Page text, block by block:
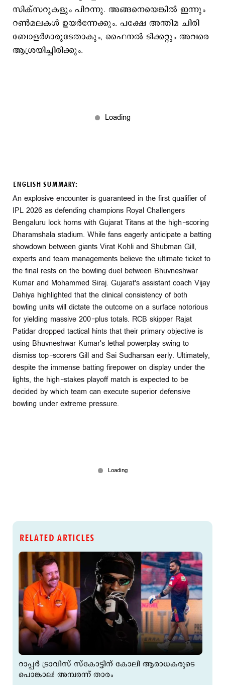
സിക്സറുകളും പിറന്നു. അങ്ങനെയെങ്കില്‍ ഇന്നും
റണ്‍മലകള്‍ ഉയര്‍ന്നേക്കും. പക്ഷേ അന്തിമ ചിരി
ബോളര്‍മാരുടേതാകും, ഫൈനല്‍ ടിക്കറ്റും അവരെ
ആശ്രയിച്ചിരിക്കും.
ENGLISH SUMMARY:
An explosive encounter is guaranteed in the first qualifier of
IPL 2026 as defending champions Royal Challengers
Bengaluru lock horns with Gujarat Titans at the high-scoring
Dharamshala stadium. While fans eagerly anticipate a batting
showdown between giants Virat Kohli and Shubman Gill,
experts and team managements believe the ultimate ticket to
the final rests on the bowling duel between Bhuvneshwar
Kumar and Mohammed Siraj. Gujarat's assistant coach Vijay
Dahiya highlighted that the clinical consistency of both
bowling units will dictate the outcome on a surface notorious
for yielding massive 200-plus totals. RCB skipper Rajat
Patidar dropped tactical hints that their primary objective is
using Bhuvneshwar Kumar's lethal powerplay swing to
dismiss top-scorers Gill and Sai Sudharsan early. Ultimately,
despite the immense batting firepower on display under the
lights, the high-stakes playoff match is expected to be
decided by which team can execute superior defensive
bowling under extreme pressure.
RELATED ARTICLES
റാപ്പര്‍ ട്രാവിസ് സ്കോട്ടിന് കോലി ആരാധകരുടെ
പൊങ്കാല! അമ്പരന്ന് താരം